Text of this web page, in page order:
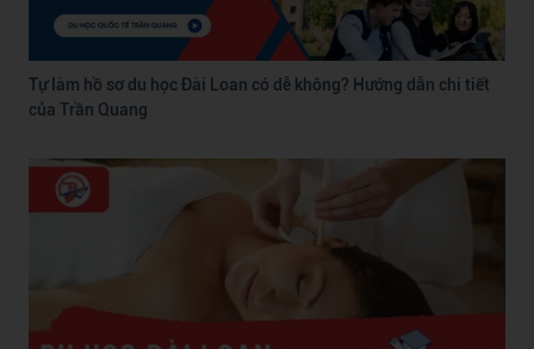
Tự làm hồ sơ du học Đài Loan có dễ không? Hướng dẫn chi tiết
của Trần Quang